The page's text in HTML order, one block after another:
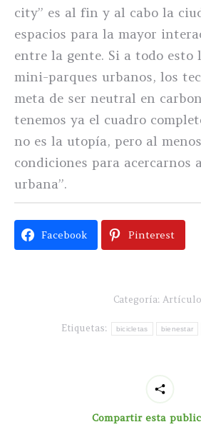
city” es al fin y al cabo la
espacios para la mayor
entre la gente. Si a todo esto
mini-parques urbanos, los
meta de ser neutral en
tenemos ya el cuadro
no es la utopía, pero al
condiciones para acercarnos
urbana”.
Facebook Pinterest
Categoría:
Etiquetas: bicicletas bienestar
Compartir esta